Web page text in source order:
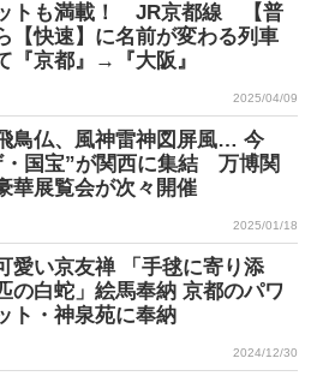
トも満載！ JR京都線 【普
【快速】に名前が変わる列車
『京都』→『大阪』
2025/04/09
鳥仏、風神雷神図屏風… 今
・国宝”が関西に集結 万博関
華展覧会が次々開催
2025/01/18
愛い京友禅 「手毬に寄り添
の白蛇」絵馬奉納 京都のパワ
ト・神泉苑に奉納
2024/12/30